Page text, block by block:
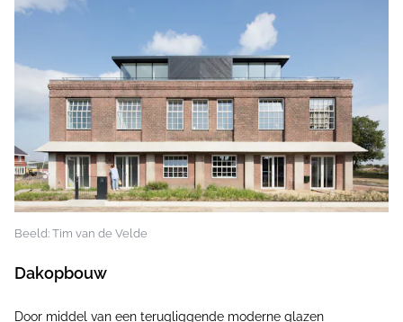
Beeld: Tim van de Velde
Dakopbouw
Door middel van een terugliggende moderne glazen